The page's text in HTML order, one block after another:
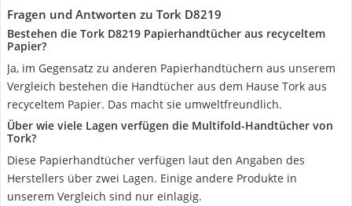
Fragen und Antworten zu Tork D8219
Bestehen die Tork D8219 Papierhandtücher aus recyceltem
Papier?
Ja, im Gegensatz zu anderen Papierhandtüchern aus unserem
Vergleich bestehen die Handtücher aus dem Hause Tork aus
recyceltem Papier. Das macht sie umweltfreundlich.
Über wie viele Lagen verfügen die Multifold-Handtücher von
Tork?
Diese Papierhandtücher verfügen laut den Angaben des
Herstellers über zwei Lagen. Einige andere Produkte in
unserem Vergleich sind nur einlagig.